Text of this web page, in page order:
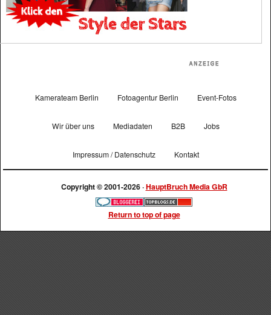
Kamerateam Berlin Fotoagentur Berlin Event-Fotos
Wir über uns Mediadaten B2B Jobs
Impressum / Datenschutz Kontakt
Copyright © 2001-2026 ·HauptBruch Media GbR
Return to top of page